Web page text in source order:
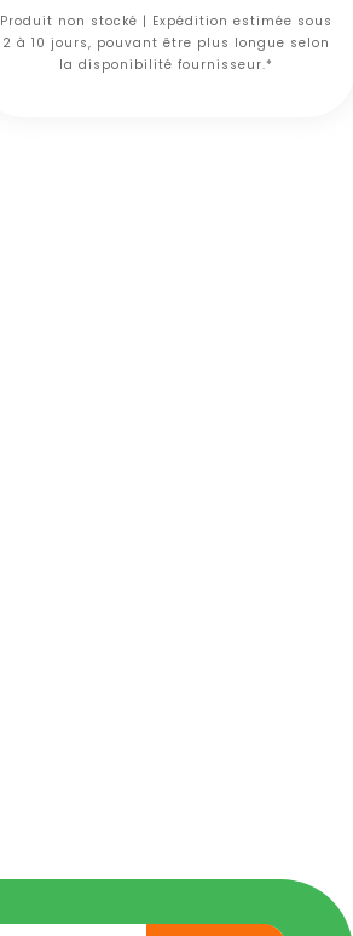
Produit non stocké | Expédition estimée sous
2 à 10 jours, pouvant être plus longue selon
la disponibilité fournisseur.*